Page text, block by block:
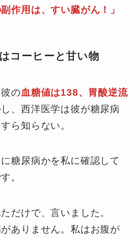
作用は、すい臓がん！」
コーヒーと甘い物
の血糖値は138、胃酸逆流
し、西洋医学は彼が糖尿病
ら知らない。
糖尿病かを私に確認して
。
だけで、言いました。
がありません。私はお腹が